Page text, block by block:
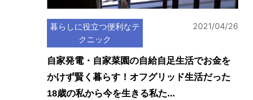
暮らしに役立つ便利なテ
クニック
2021/04/26
自家発電・自家菜園の自給自足生活でお金を
かけず賢く暮らす！オフグリッド生活だった
18歳の私から今を生きる私た...